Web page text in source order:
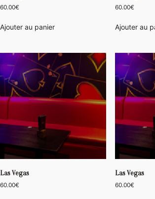
60.00€
Ajouter au panier
60.00€
Ajouter au
Las Vegas
60.00€
Las Vegas
60.00€